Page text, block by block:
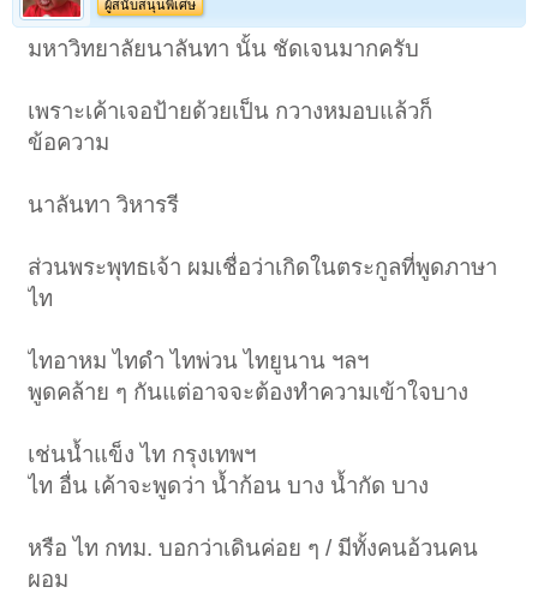
ผู้สนับสนุนพิเศษ
มหาวิทยาลัยนาลันทา นั้น ชัดเจนมากครับ
เพราะเค้าเจอป้ายด้วยเป็น กวางหมอบแล้วก็
ข้อความ
นาลันทา วิหารรี
ส่วนพระพุทธเจ้า ผมเชื่อว่าเกิดในตระกูลที่พูดภาษา
ไท
ไทอาหม ไทดำ ไทพ่วน ไทยูนาน ฯลฯ
พูดคล้าย ๆ กันแต่อาจจะต้องทำความเข้าใจบาง
เช่นน้ำแข็ง ไท กรุงเทพฯ
ไท อื่น เค้าจะพูดว่า น้ำก้อน บาง น้ำกัด บาง
หรือ ไท กทม. บอกว่าเดินค่อย ๆ / มีทั้งคนอ้วนคน
ผอม